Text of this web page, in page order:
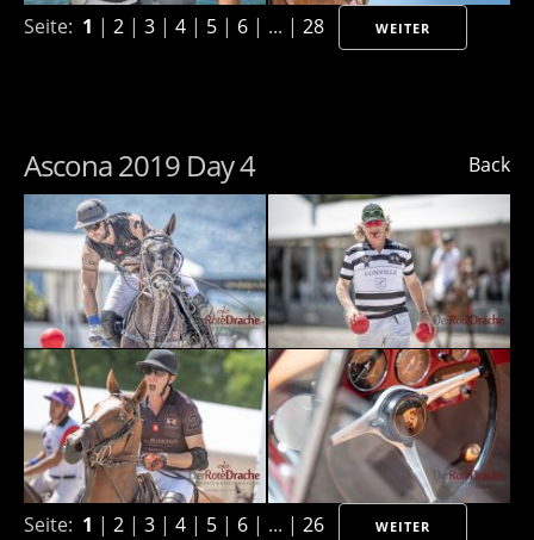
Seite: 1 | 2 | 3 | 4 | 5 | 6 | ... | 28 WEITER
Back
Ascona 2019 Day 4
Seite: 1 | 2 | 3 | 4 | 5 | 6 | ... | 26 WEITER